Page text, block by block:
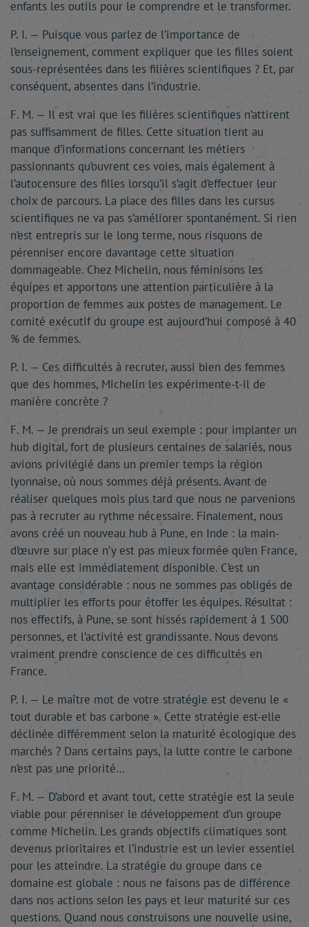
enfants les outils pour le comprendre et le transformer.
P. I. — Puisque vous parlez de l’importance de
l’enseignement, comment expliquer que les filles soient
sous-représentées dans les filières scientifiques ? Et, par
conséquent, absentes dans l’industrie.
F. M. — Il est vrai que les filières scientifiques n’attirent
pas suffisamment de filles. Cette situation tient au
manque d’informations concernant les métiers
passionnants qu’ouvrent ces voies, mais également à
l’autocensure des filles lorsqu’il s’agit d’effectuer leur
choix de parcours. La place des filles dans les cursus
scientifiques ne va pas s’améliorer spontanément. Si rien
n’est entrepris sur le long terme, nous risquons de
pérenniser encore davantage cette situation
dommageable. Chez Michelin, nous féminisons les
équipes et apportons une attention particulière à la
proportion de femmes aux postes de management. Le
comité exécutif du groupe est aujourd’hui composé à 40
% de femmes.
P. I. — Ces difficultés à recruter, aussi bien des femmes
que des hommes, Michelin les expérimente-t-il de
manière concrète ?
F. M. — Je prendrais un seul exemple : pour implanter un
hub digital, fort de plusieurs centaines de salariés, nous
avions privilégié dans un premier temps la région
lyonnaise, où nous sommes déjà présents. Avant de
réaliser quelques mois plus tard que nous ne parvenions
pas à recruter au rythme nécessaire. Finalement, nous
avons créé un nouveau hub à Pune, en Inde : la main-
d’œuvre sur place n’y est pas mieux formée qu’en France,
mais elle est immédiatement disponible. C’est un
avantage considérable : nous ne sommes pas obligés de
multiplier les efforts pour étoffer les équipes. Résultat :
nos effectifs, à Pune, se sont hissés rapidement à 1 500
personnes, et l’activité est grandissante. Nous devons
vraiment prendre conscience de ces difficultés en
France.
P. I. — Le maître mot de votre stratégie est devenu le «
tout durable et bas carbone ». Cette stratégie est-elle
déclinée différemment selon la maturité écologique des
marchés ? Dans certains pays, la lutte contre le carbone
n’est pas une priorité…
F. M. — D’abord et avant tout, cette stratégie est la seule
viable pour pérenniser le développement d’un groupe
comme Michelin. Les grands objectifs climatiques sont
devenus prioritaires et l’industrie est un levier essentiel
pour les atteindre. La stratégie du groupe dans ce
domaine est globale : nous ne faisons pas de différence
dans nos actions selon les pays et leur maturité sur ces
questions. Quand nous construisons une nouvelle usine,